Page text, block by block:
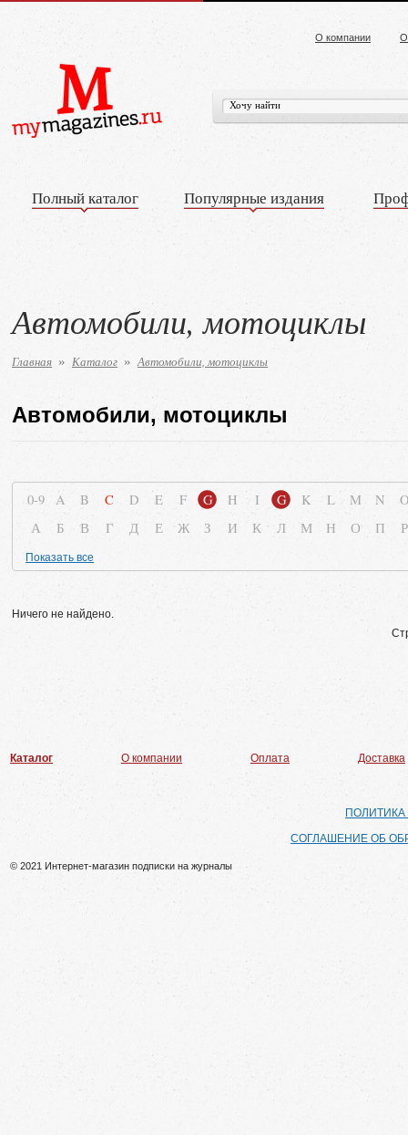
О компании
Полный каталог Популярные издания
Автомобили, мотоциклы
Главная » Каталог » Автомобили, мотоциклы
Автомобили, мотоциклы
0-9 A B C D E F G H I G K L M N
А
Б В Г Д Е Ж З И К Л М Н О П Р
Показать все
Ничего не найдено.
Каталог О компании Оплата Доставка
СОГЛАШЕНИЕ ОБ
© 2021 Интернет-магазин подписки на журналы